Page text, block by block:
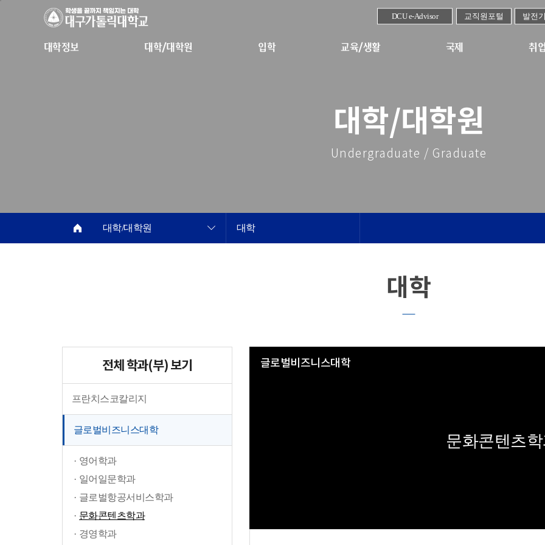
DCU e-Advisor 교직원포털 발전
대학정보 대학/대학원 입학 교육/생활 국제 취
대학/대학원
Undergraduate / Graduate
대학/대학원 대학
대학
전체 학과(부) 보기
프란치스코칼리지
글로벌비즈니스대학
영어학과
일어일문학과
글로벌항공서비스학과
문화콘텐츠학과
경영학과
글로벌비즈니스대학
문화콘텐츠